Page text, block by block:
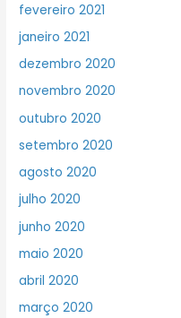
fevereiro 2021
janeiro 2021
dezembro 2020
novembro 2020
outubro 2020
setembro 2020
agosto 2020
julho 2020
junho 2020
maio 2020
abril 2020
março 2020